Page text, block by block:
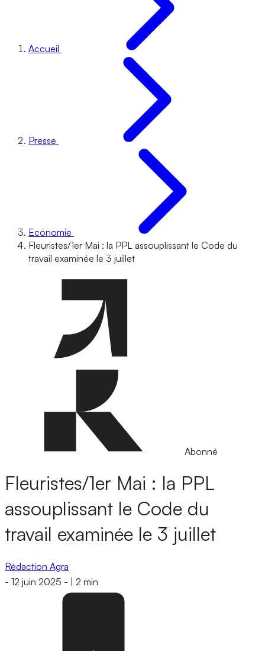
Accueil
Presse
Economie
Fleuristes/1er Mai : la PPL assouplissant le Code du
travail examinée le 3 juillet
Abonné
Fleuristes/1er Mai : la PPL
assouplissant le Code du
travail examinée le 3 juillet
Rédaction Agra
- 12 juin 2025 - 2 min